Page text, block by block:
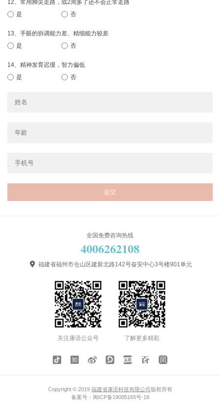
12、常用脚尖走路，或2周多了还不会正常走路
是
否
13、手眼的协调能力差、精细能力较差
是
否
14、精神发育迟缓，智力偏低
是
否
全国免费咨询热线
4006262108
 福建省福州市仓山区建新北路142号奋安中心3号楼901单元
关注康语公众号 了解更多精彩
Copyright © 2019 福建省康语科技有限公司 版权所有
备案号： 闽ICP备19005165号-18